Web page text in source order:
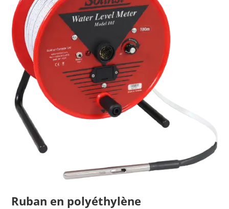
Ruban en polyéthylène